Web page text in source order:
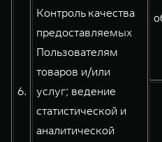
6.
Контроль качества
предоставляемых
Пользователям
товаров и/или
услуг; ведение
статистической и
аналитической